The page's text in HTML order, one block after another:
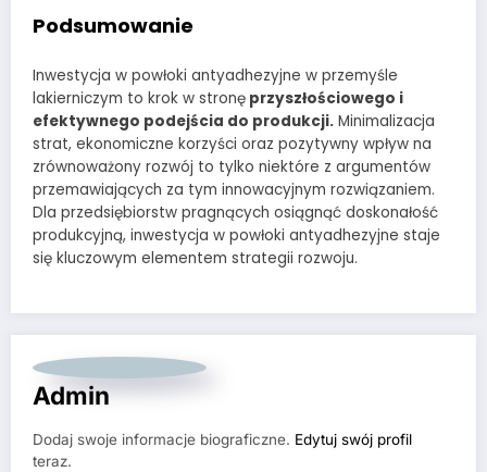
Podsumowanie
Inwestycja w powłoki antyadhezyjne w przemyśle
lakierniczym to krok w stronę przyszłościowego i
efektywnego podejścia do produkcji. Minimalizacja
strat, ekonomiczne korzyści oraz pozytywny wpływ na
zrównoważony rozwój to tylko niektóre z argumentów
przemawiających za tym innowacyjnym rozwiązaniem.
Dla przedsiębiorstw pragnących osiągnąć doskonałość
produkcyjną, inwestycja w powłoki antyadhezyjne staje
się kluczowym elementem strategii rozwoju.
Admin
Dodaj swoje informacje biograficzne. Edytuj swój profil
teraz.